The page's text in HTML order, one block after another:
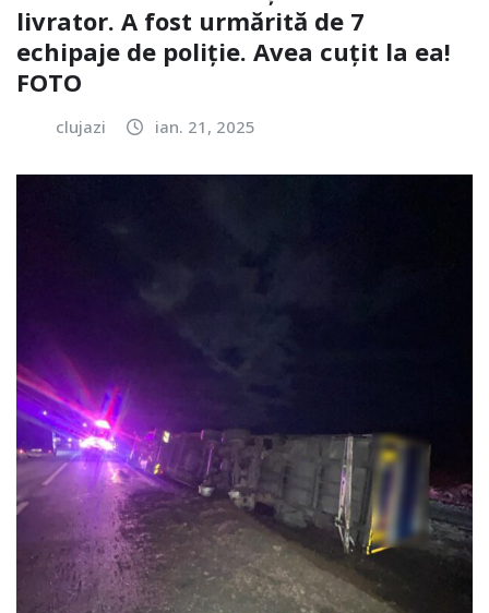
livrator. A fost urmărită de 7
echipaje de poliție. Avea cuțit la ea!
FOTO
clujazi ian. 21, 2025